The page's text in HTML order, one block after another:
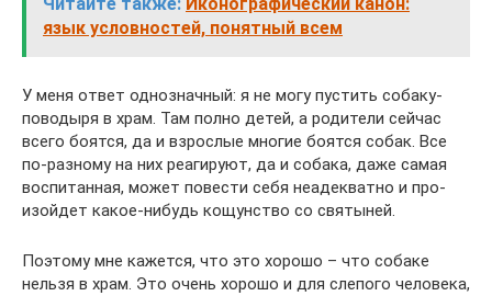
язык условностей, понятный всем
У меня ответ одно­знач­ный: я не могу пустить собаку-
пово­дыря в храм. Там полно детей, а роди­тели сейчас
всего боятся, да и взрос­лые многие боятся собак. Все
по-раз­ному на них реа­ги­руют, да и собака, даже самая
вос­пи­тан­ная, может пове­сти себя неадек­ватно и про­
изой­дет какое-нибудь кощун­ство со свя­ты­ней.
Поэтому мне кажется, что это хорошо – что собаке
нельзя в храм. Это очень хорошо и для сле­пого чело­века,